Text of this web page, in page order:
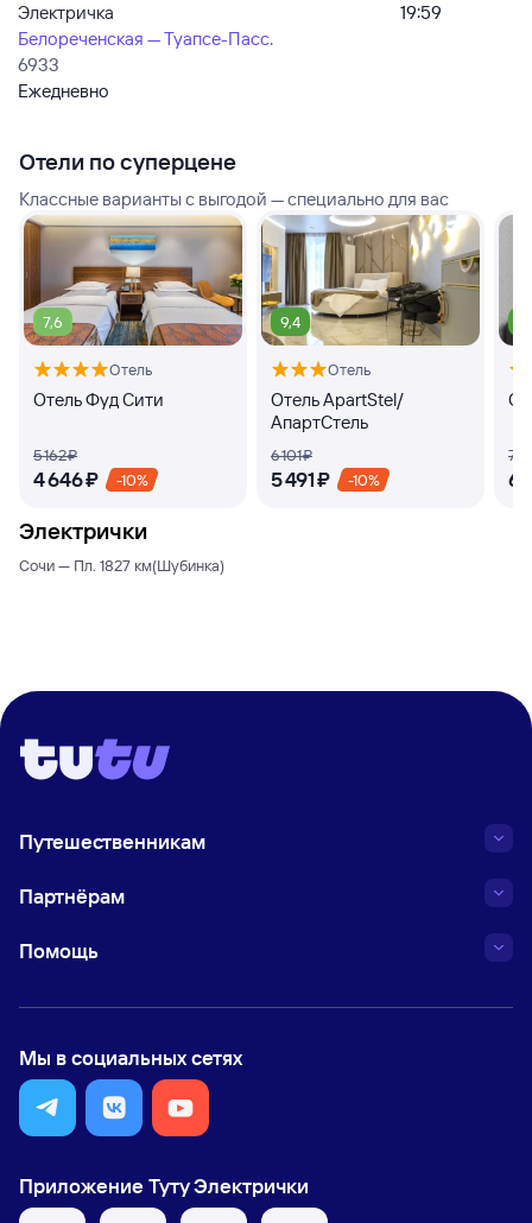
Электричка
Белореченская — Туапсе-Пасс.
6933
Ежедневно
19:59
Отели по суперцене
Классные варианты с выгодой — специально для вас
7,6
Отель
Отель Фуд Сити
5 ⁠162 ⁠₽
4 ⁠646 ⁠₽ -10%
9,4
Отель
Отель ApartStel/
АпартСтель
6 ⁠101 ⁠₽
5 ⁠491 ⁠₽ -10%
7
6
Электрички
Сочи — Пл. 1827 км(Шубинка)
Путешественникам
Партнёрам
Помощь
Мы в социальных сетях
Приложение Туту Электрички